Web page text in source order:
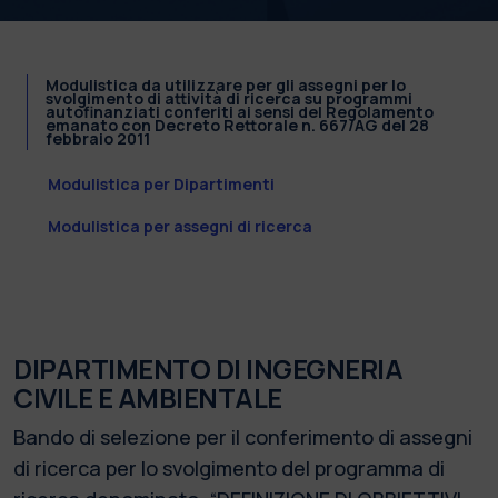
Modulistica da utilizzare per gli assegni per lo
svolgimento di attività di ricerca su programmi
autofinanziati conferiti ai sensi del Regolamento
emanato con Decreto Rettorale n. 667/AG del 28
febbraio 2011
Modulistica per Dipartimenti
Modulistica per assegni di ricerca
DIPARTIMENTO DI INGEGNERIA
CIVILE E AMBIENTALE
Bando di selezione per il conferimento di assegni
di ricerca per lo svolgimento del programma di